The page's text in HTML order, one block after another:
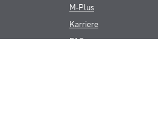
M-Plus
Karriere
FAQ